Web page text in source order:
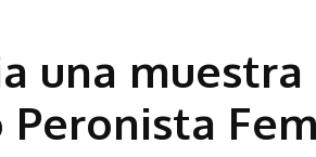
una muestra